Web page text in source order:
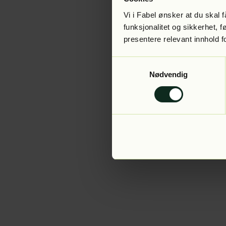
Vi i Fabel ønsker at du skal
funksjonalitet og sikkerhet,
presentere relevant innhold
Nødvendig
Application